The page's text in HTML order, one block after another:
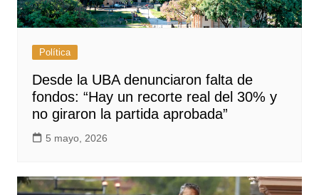
Política
Desde la UBA denunciaron falta de
fondos: “Hay un recorte real del 30% y
no giraron la partida aprobada”
5 mayo, 2026